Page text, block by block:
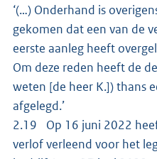
‘(…) Onderhand is
gekomen dat een van de
eerste aanleg heeft
Om deze reden heeft de
weten [de heer K.]) thans
afgelegd.’
2.19 Op 16 juni 2022
verlof verleend voor het